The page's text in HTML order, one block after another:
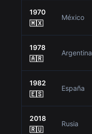
1970
🇲🇽
México
1978
🇦🇷
Argentina
1982
🇪🇸
España
2018
🇷🇺
Rusia